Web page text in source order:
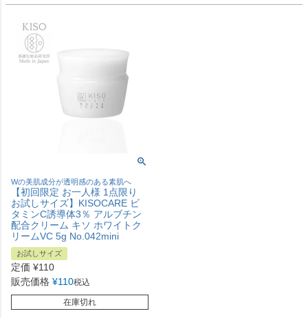
Wの美肌成分が透明感のある素肌へ
【初回限定 お一人様 1点限り
お試しサイズ】KISOCARE ビ
タミンC誘導体3％ アルブチン
配合クリーム キソ ホワイトク
リームVC 5g No.042mini
お試しサイズ
定価 ¥110
販売価格 ¥110税込
在庫切れ